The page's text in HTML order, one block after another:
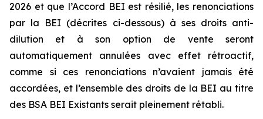
2026 et que l’Accord BEI est résilié, les renonciations
par la BEI (décrites ci-dessous) à ses droits anti-
dilution et à son option de vente seront
automatiquement annulées avec effet rétroactif,
comme si ces renonciations n’avaient jamais été
accordées, et l’ensemble des droits de la BEI au titre
des BSA BEI Existants serait pleinement rétabli.